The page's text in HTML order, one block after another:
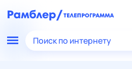
Поиск по интернету